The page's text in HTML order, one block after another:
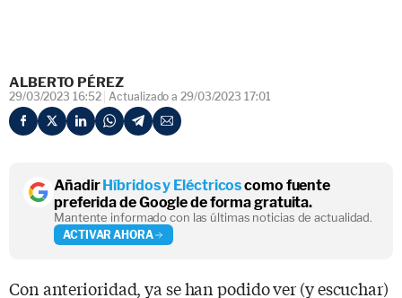
ALBERTO PÉREZ
29/03/2023 16:52 Actualizado a 29/03/2023 17:01
AñadirHíbridos y Eléctricoscomo fuente
preferida de Google de forma gratuita.
Mantente informado con las últimas noticias de actualidad.
ACTIVAR AHORA
Con anterioridad, ya se han podido ver (y escuchar)